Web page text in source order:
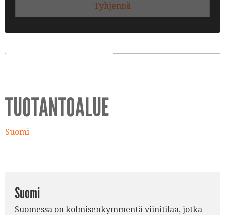
Tyhjennä
TUOTANTOALUE
Suomi
Suomi
Suomessa on kolmisenkymmentä viinitilaa, jotka